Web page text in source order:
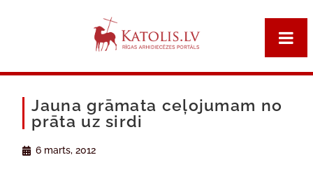
Jauna grāmata ceļojumam no
prāta uz sirdi
6 marts, 2012